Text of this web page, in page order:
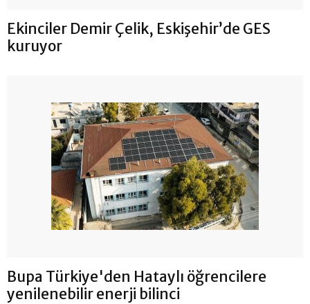
Ekinciler Demir Çelik, Eskişehir’de GES
kuruyor
Bupa Türkiye'den Hataylı öğrencilere
yenilenebilir enerji bilinci